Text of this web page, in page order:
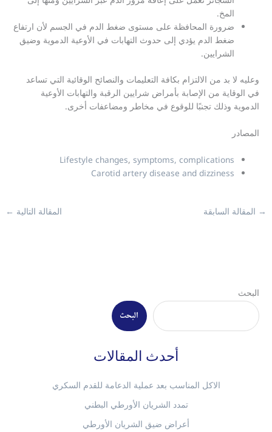
المخ.
ضرورة المحافظة على مستوى ضغط الدم في الجسم لأن ارتفاع
ضغط الدم يؤدي إلى حدوث التهابات في الأوعية الدموية وضيق
الشرايين.
وعليه لا بد من الالتزام بكافة التعليمات والنصائح الوقائية التي تساعد
في الوقاية من الإصابة بأمراض شرايين الرقبة والتهابات الأوعية
الدموية وذلك تجنبًا للوقوع في مخاطر ومضاعفات أخرى.
المصادر
Lifestyle changes,symptoms, complications
Carotid artery disease and dizziness
المقالة السابقة المقالة التالية←
البحث
البحث
أحدث المقالات
الاكل المناسب بعد عملية الدعامة للقدم السكري
تمدد الشريان الأورطي البطني
أعراض ضيق الشريان الأورطي